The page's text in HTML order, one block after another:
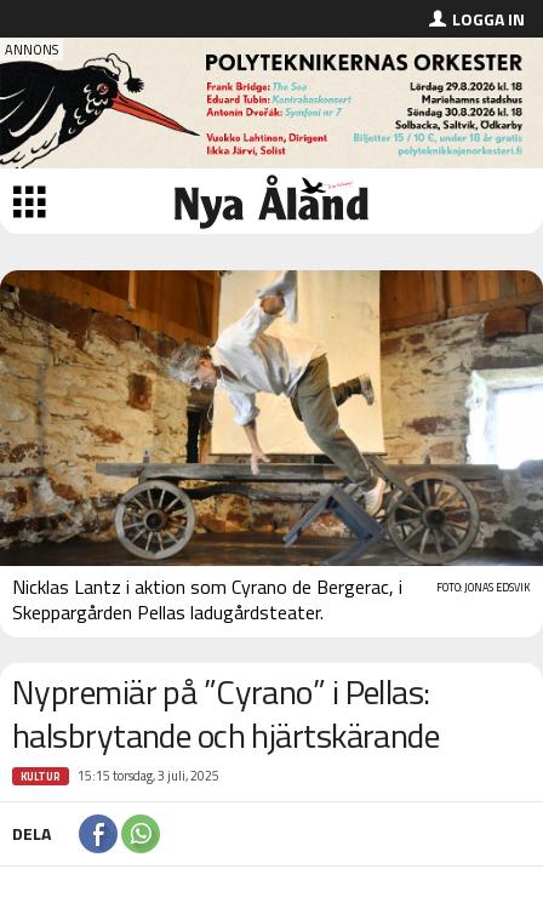
LOGGA IN
FOTO: JONAS EDSVIK
Nicklas Lantz i aktion som Cyrano de Bergerac, i
Skeppargården Pellas ladugårdsteater.
Nypremiär på ”Cyrano” i Pellas:
halsbrytande och hjärtskärande
KULTUR 15:15 torsdag, 3 juli, 2025
DELA